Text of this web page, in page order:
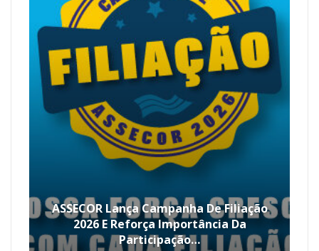
ASSECOR Lança Campanha De Filiação
2026 E Reforça Importância Da
Participação…